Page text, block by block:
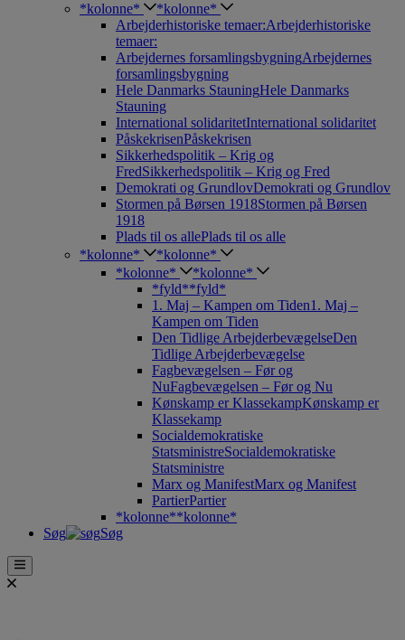
*kolonne*
*kolonne*
Arbejderhistoriske temaer:Arbejderhistoriske
temaer:
Arbejdernes forsamlingsbygningArbejdernes
forsamlingsbygning
Hele Danmarks StauningHele Danmarks
Stauning
International solidaritetInternational solidaritet
PåskekrisenPåskekrisen
Sikkerhedspolitik – Krig og
FredSikkerhedspolitik – Krig og Fred
Demokrati og GrundlovDemokrati og Grundlov
Stormen på Børsen 1918Stormen på Børsen
1918
Plads til os allePlads til os alle
*kolonne*
*kolonne*
*kolonne*
*kolonne*
*fyld**fyld*
1. Maj – Kampen om Tiden1. Maj –
Kampen om Tiden
Den Tidlige ArbejderbevægelseDen
Tidlige Arbejderbevægelse
Fagbevægelsen – Før og
NuFagbevægelsen – Før og Nu
Kønskamp er KlassekampKønskamp er
Klassekamp
Socialdemokratiske
StatsministreSocialdemokratiske
Statsministre
Marx og ManifestMarx og Manifest
PartierPartier
*kolonne**kolonne*
Søg
Søg